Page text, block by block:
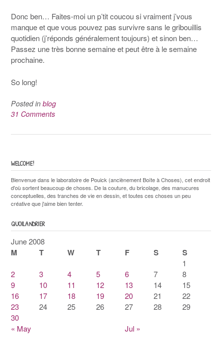
Donc ben… Faites-moi un p’tit coucou si vraiment j’vous
manque et que vous pouvez pas survivre sans le gribouillis
quotidien (j’réponds généralement toujours) et sinon ben…
Passez une très bonne semaine et peut être à le semaine
prochaine.
So long!
Posted in blog
31 Comments
WELCOME!
Bienvenue dans le laboratoire de Pouick (anciènement Boîte à Choses), cet endroit
d'où sortent beaucoup de choses. De la couture, du bricolage, des manucures
conceptuelles, des tranches de vie en dessin, et toutes ces choses un peu
créative que j'aime bien tenter.
QUOILANDRIER
June 2008
M T W T F S S
« May Jul »
1
2
3 4 5 6 7
8
9
10 11 12 13 14
15
16
17 18 19 20 21
22
23
24 25 26 27 28
29
30